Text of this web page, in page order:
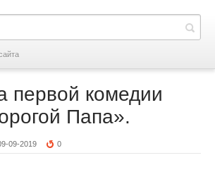
первой комедии
Папа».
09-2019 0